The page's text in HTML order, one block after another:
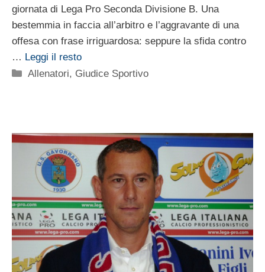
giornata di Lega Pro Seconda Divisione B. Una
bestemmia in faccia all’arbitro e l’aggravante di una
offesa con frase irriguardosa: seppure la sfida contro
… Leggi il resto
Categorie
Allenatori, Giudice Sportivo